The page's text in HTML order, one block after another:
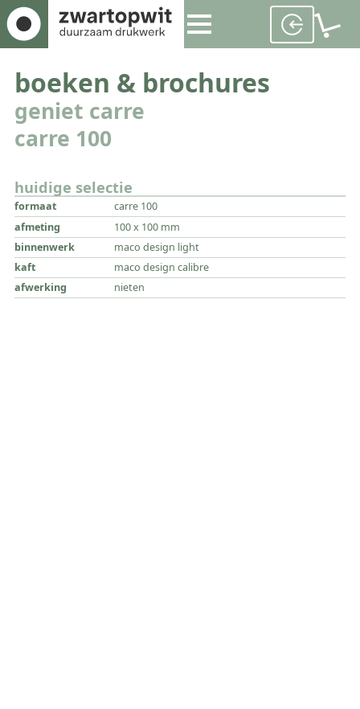
boeken & brochures
geniet carre
carre 100
huidige selectie
formaat
carre 100
afmeting
100 x 100 mm
binnenwerk
maco design light
kaft
maco design calibre
afwerking
nieten